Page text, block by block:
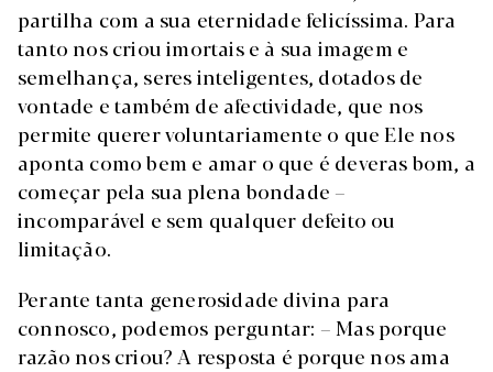
partilha com a sua eternidade felicíssima. Para
tanto nos criou imortais e à sua imagem e
semelhança, seres inteligentes, dotados de
vontade e também de afectividade, que nos
permite querer voluntariamente o que Ele nos
aponta como bem e amar o que é deveras bom, a
começar pela sua plena bondade –
incomparável e sem qualquer defeito ou
limitação.
Perante tanta generosidade divina para
connosco, podemos perguntar: – Mas porque
razão nos criou? A resposta é porque nos ama